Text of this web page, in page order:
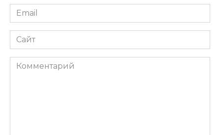
Email
*
Сайт
Комментарий